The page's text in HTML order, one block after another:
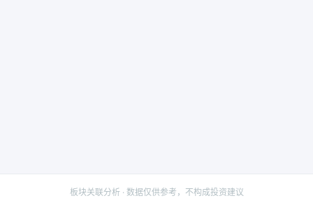
板块关联分析 · 数据仅供参考，不构成投资建议